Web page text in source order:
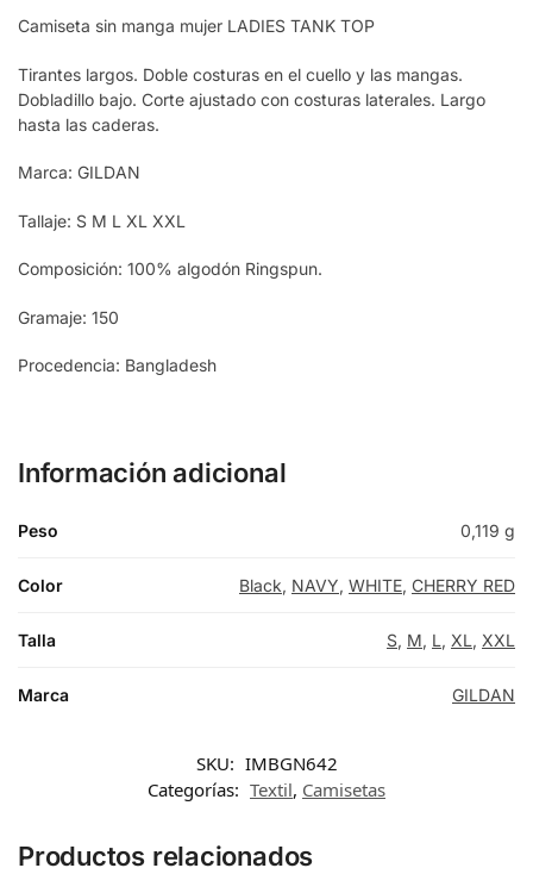
Camiseta sin manga mujer LADIES TANK TOP
Tirantes largos. Doble costuras en el cuello y las mangas.
Dobladillo bajo. Corte ajustado con costuras laterales. Largo
hasta las caderas.
Marca: GILDAN
Tallaje: S M L XL XXL
Composición: 100% algodón Ringspun.
Gramaje: 150
Procedencia: Bangladesh
Información adicional
Peso 0,119 g
Color Black, NAVY, WHITE, CHERRY RED
Talla S, M, L, XL, XXL
Marca GILDAN
SKU: IMBGN642
Categorías: Textil, Camisetas
Productos relacionados